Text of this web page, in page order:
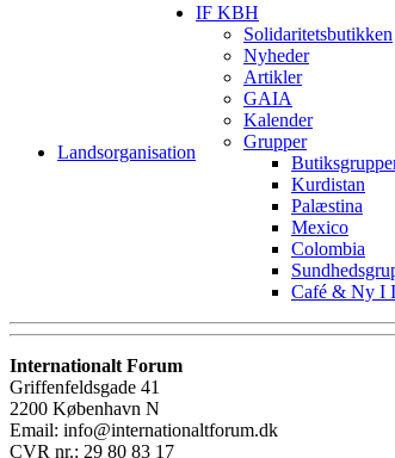
Landsorganisation
IF KBH
Solidaritetsbutikken
Nyheder
Artikler
GAIA
Kalender
Grupper
Kurdistan
Palæstina
Mexico
Colombia
Café & Ny I
Internationalt Forum
Griffenfeldsgade 41
2200 København N
Email: info@internationaltforum.dk
CVR nr.: 29 80 83 17